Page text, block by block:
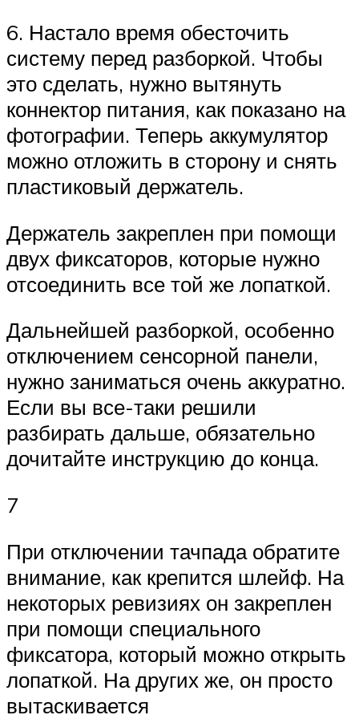
6. Настало время обесточить
систему перед разборкой. Чтобы
это сделать, нужно вытянуть
коннектор питания, как показано на
фотографии. Теперь аккумулятор
можно отложить в сторону и снять
пластиковый держатель.
Держатель закреплен при помощи
двух фиксаторов, которые нужно
отсоединить все той же лопаткой.
Дальнейшей разборкой, особенно
отключением сенсорной панели,
нужно заниматься очень аккуратно.
Если вы все-таки решили
разбирать дальше, обязательно
дочитайте инструкцию до конца.
7
При отключении тачпада обратите
внимание, как крепится шлейф. На
некоторых ревизиях он закреплен
при помощи специального
фиксатора, который можно открыть
лопаткой. На других же, он просто
вытаскивается